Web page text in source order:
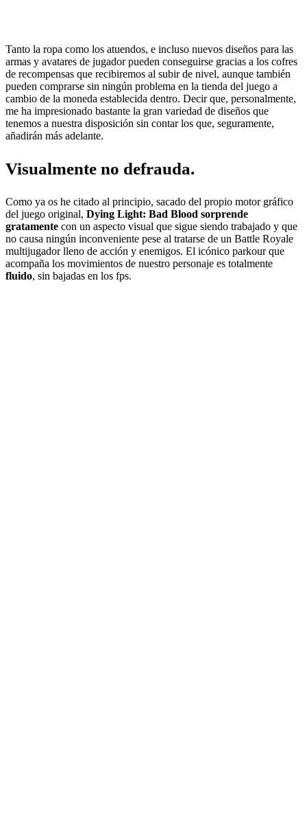
Tanto la ropa como los atuendos, e incluso nuevos diseños para las
armas y avatares de jugador pueden conseguirse gracias a los cofres
de recompensas que recibiremos al subir de nivel, aunque también
pueden comprarse sin ningún problema en la tienda del juego a
cambio de la moneda establecida dentro. Decir que, personalmente,
me ha impresionado bastante la gran variedad de diseños que
tenemos a nuestra disposición sin contar los que, seguramente,
añadirán más adelante.
Visualmente no defrauda.
Como ya os he citado al principio, sacado del propio motor gráfico
del juego original, Dying Light: Bad Blood sorprende
gratamente con un aspecto visual que sigue siendo trabajado y que
no causa ningún inconveniente pese al tratarse de un Battle Royale
multijugador lleno de acción y enemigos. El icónico parkour que
acompaña los movimientos de nuestro personaje es totalmente
fluido, sin bajadas en los fps.